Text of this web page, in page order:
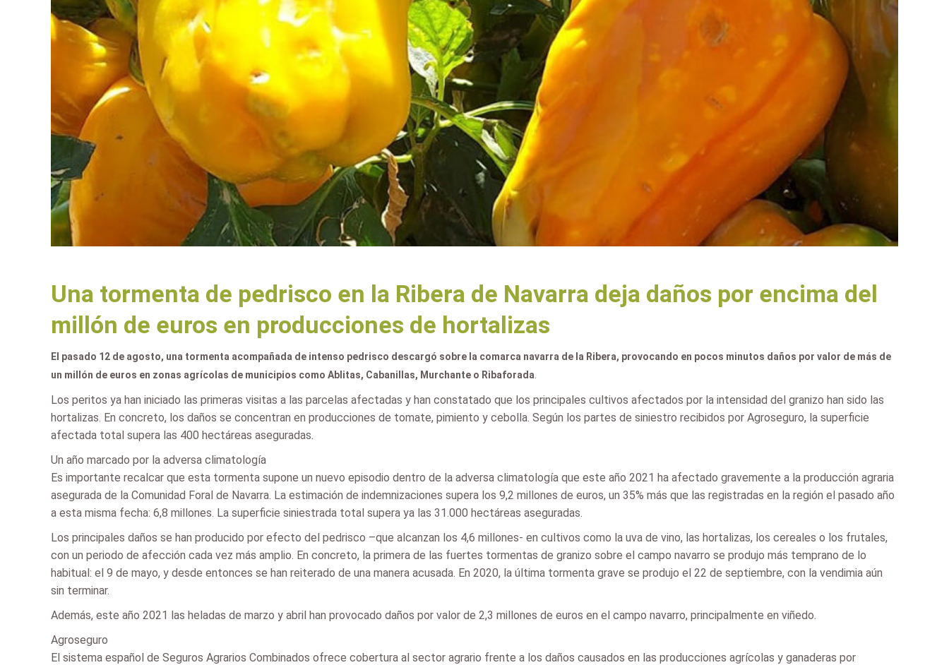
Una tormenta de pedrisco en la Ribera de Navarra deja daños por encima del
millón de euros en producciones de hortalizas
El pasado 12 de agosto, una tormenta acompañada de intenso pedrisco descargó sobre la comarca navarra de la Ribera, provocando en pocos minutos daños por valor de más de
un millón de euros en zonas agrícolas de municipios como Ablitas, Cabanillas, Murchante o Ribaforada
Los peritos ya han iniciado las primeras visitas a las parcelas afectadas y han constatado que los principales cultivos afectados por la intensidad del granizo han sido las
hortalizas. En concreto, los daños se concentran en producciones de tomate, pimiento y cebolla. Según los partes de siniestro recibidos por Agroseguro, la superficie
afectada total supera las 400 hectáreas aseguradas.
Un año marcado por la adversa climatología
Es importante recalcar que esta tormenta supone un nuevo episodio dentro de la adversa climatología que este año 2021 ha afectado gravemente a la producción agraria
asegurada de la Comunidad Foral de Navarra. La estimación de indemnizaciones supera los 9,2 millones de euros, un 35% más que las registradas en la región el pasado año
a esta misma fecha: 6,8 millones. La superficie siniestrada total supera ya las 31.000 hectáreas aseguradas.
Los principales daños se han producido por efecto del pedrisco –que alcanzan los 4,6 millones- en cultivos como la uva de vino, las hortalizas, los cereales o los frutales,
con un periodo de afección cada vez más amplio. En concreto, la primera de las fuertes tormentas de granizo sobre el campo navarro se produjo más temprano de lo
habitual: el 9 de mayo, y desde entonces se han reiterado de una manera acusada. En 2020, la última tormenta grave se produjo el 22 de septiembre, con la vendimia aún
sin terminar.
Además, este año 2021 las heladas de marzo y abril han provocado daños por valor de 2,3 millones de euros en el campo navarro, principalmente en viñedo.
Agroseguro
El sistema español de Seguros Agrarios Combinados ofrece cobertura al sector agrario frente a los daños causados en las producciones agrícolas y ganaderas por